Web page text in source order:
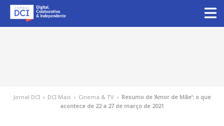
Jornal DCI › DCI Mais › Cinema & TV › Resumo de ‘Amor de Mãe’: o que
acontece de 22 a 27 de março de 2021